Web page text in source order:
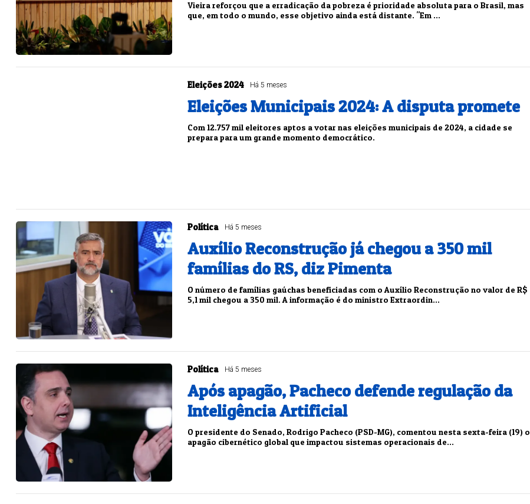
Vieira reforçou que a erradicação da pobreza é prioridade absoluta para o Brasil, mas
que, em todo o mundo, esse objetivo ainda está distante. "Em ...
Eleições 2024 Há 5 meses
Eleições Municipais 2024: A disputa promete
Com 12.757 mil eleitores aptos a votar nas eleições municipais de 2024, a cidade se
prepara para um grande momento democrático.
Política Há 5 meses
Auxílio Reconstrução já chegou a 350 mil
famílias do RS, diz Pimenta
O número de famílias gaúchas beneficiadas com o Auxílio Reconstrução no valor de R$
5,1 mil chegou a 350 mil. A informação é do ministro Extraordin...
Política Há 5 meses
Após apagão, Pacheco defende regulação da
Inteligência Artificial
O presidente do Senado, Rodrigo Pacheco (PSD-MG), comentou nesta sexta-feira (19) o
apagão cibernético global que impactou sistemas operacionais de...